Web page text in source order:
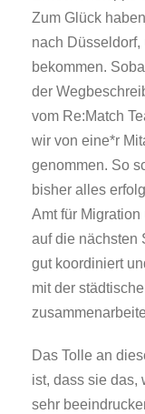
Zum Glück
nach
bekommen.
der
vom Re:Match
wir von eine*r
genommen. So
bisher alles
Amt für
auf die nächsten
gut koordiniert
mit der
Das Tolle an
ist, dass sie das,
sehr